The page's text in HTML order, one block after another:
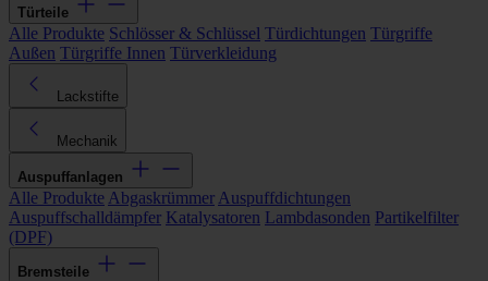
Türteile
Alle Produkte Schlösser & Schlüssel Türdichtungen Türgriffe
Außen Türgriffe Innen Türverkleidung
Lackstifte
Mechanik
Auspuffanlagen
Alle Produkte Abgaskrümmer Auspuffdichtungen
Auspuffschalldämpfer Katalysatoren Lambdasonden Partikelfilter
(DPF)
Bremsteile